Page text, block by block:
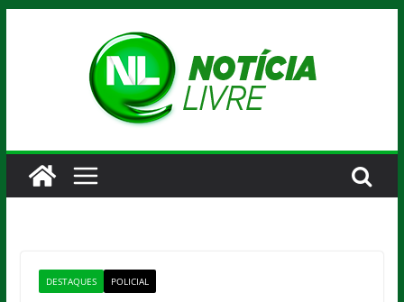
DESTAQUES POLICIAL